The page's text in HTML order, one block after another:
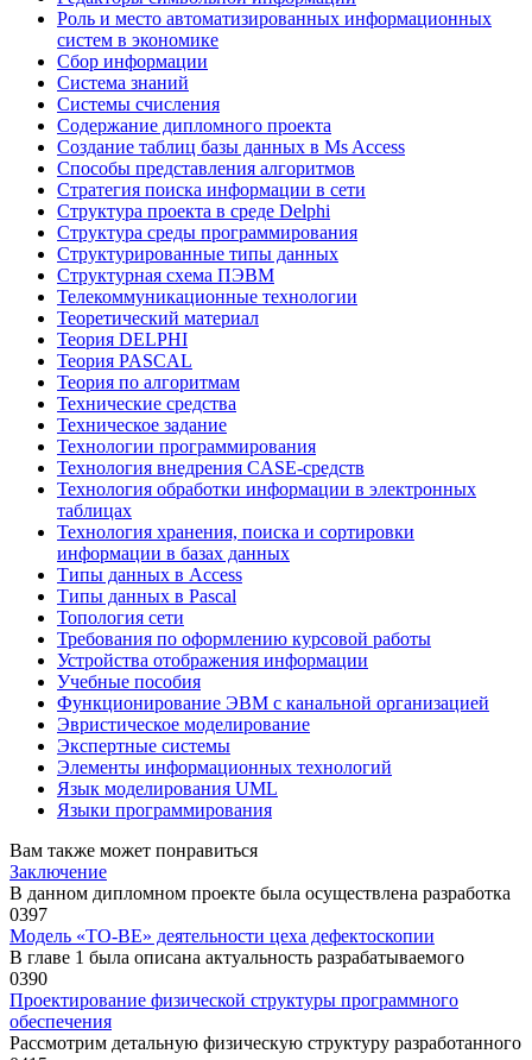
Роль и место автоматизированных информационных
систем в экономике
Сбор информации
Система знаний
Системы счисления
Содержание дипломного проекта
Создание таблиц базы данных в Ms Access
Способы представления алгоритмов
Стратегия поиска информации в сети
Структура проекта в среде Delphi
Структура среды программирования
Структурированные типы данных
Структурная схема ПЭВМ
Телекоммуникационные технологии
Теоретический материал
Теория DELPHI
Теория PASCAL
Теория по алгоритмам
Технические средства
Техническое задание
Технологии программирования
Технология внедрения CASE-средств
Технология обработки информации в электронных
таблицах
Технология хранения, поиска и сортировки
информации в базах данных
Типы данных в Access
Типы данных в Pascal
Топология сети
Требования по оформлению курсовой работы
Устройства отображения информации
Учебные пособия
Функционирование ЭВМ с канальной организацией
Эвристическое моделирование
Экспертные системы
Элементы информационных технологий
Язык моделирования UML
Языки программирования
Вам также может понравиться
Заключение
В данном дипломном проекте была осуществлена разработка
0397
Модель «TO-BE» деятельности цеха дефектоскопии
В главе 1 была описана актуальность разрабатываемого
0390
Проектирование физической структуры программного
обеспечения
Рассмотрим детальную физическую структуру разработанного